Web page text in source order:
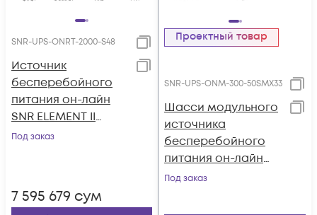
SNR-UPS-ONRT-2000-S48
Источник
бесперебойного
питания он-лайн
SNR ELEMENT II
2000ВА/2000Вт (PF-
Под заказ
7 595 679 сум
Проектный товар
SNR-UPS-ONM-300-50SMX33
Шасси модульного
источника
бесперебойного
питания он-лайн
SNR серии SM
Под заказ